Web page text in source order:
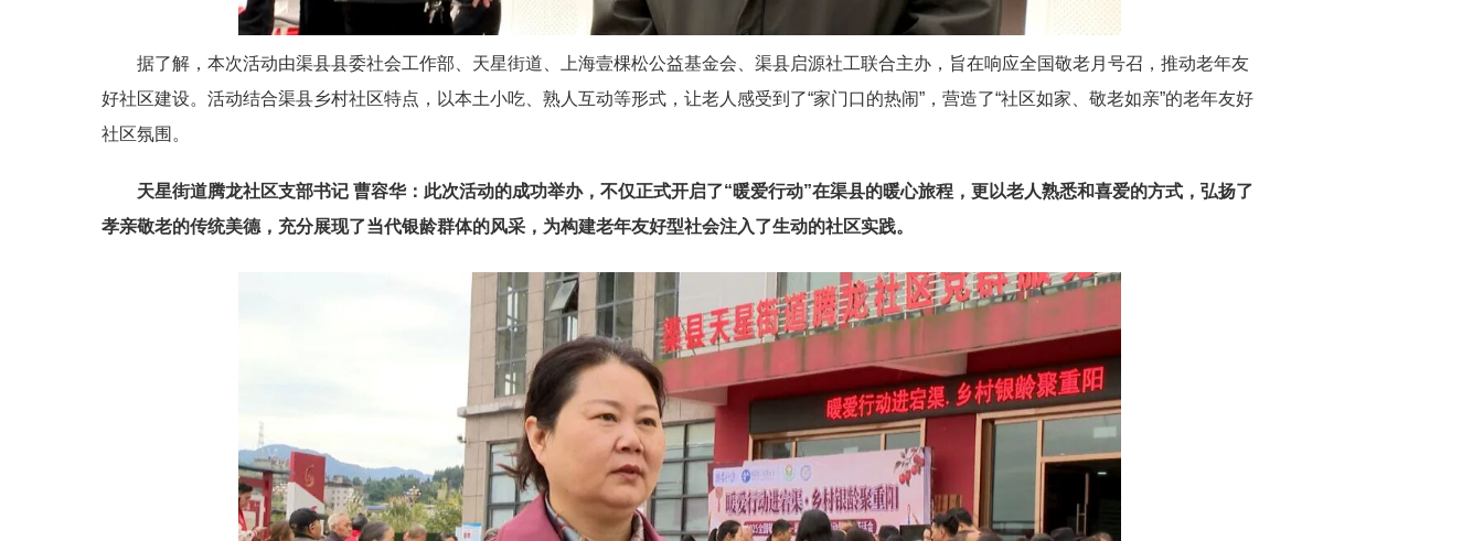
据了解，本次活动由渠县县委社会工作部、天星街道、上海壹棵松公益基金会、渠县启源社工联合主办，旨在响应全国敬老月号召，推动老年友
好社区建设。活动结合渠县乡村社区特点，以本土小吃、熟人互动等形式，让老人感受到了“家门口的热闹”，营造了“社区如家、敬老如亲”的老年友好
社区氛围。
天星街道腾龙社区支部书记 曹容华：此次活动的成功举办，不仅正式开启了“暖爱行动”在渠县的暖心旅程，更以老人熟悉和喜爱的方式，弘扬了
孝亲敬老的传统美德，充分展现了当代银龄群体的风采，为构建老年友好型社会注入了生动的社区实践。